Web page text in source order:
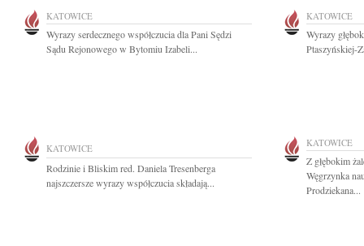
KATOWICE
Wyrazy serdecznego współczucia dla Pani Sędzi
Sądu Rejonowego w Bytomiu Izabeli...
KATOWICE
Wyrazy
Ptaszyńskiej-
KATOWICE
Rodzinie i Bliskim red. Daniela Tresenberga
najszczersze wyrazy współczucia składają...
KATOWICE
Z głębokim
Węgrzynka
Prodziekana...